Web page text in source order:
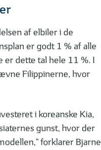
af elbiler i de
er godt 1 % af alle
er dette tal hele 11 %. I
Filippinerne, hvor
i koreanske Kia,
gunst, hvor der
forklarer Bjarne